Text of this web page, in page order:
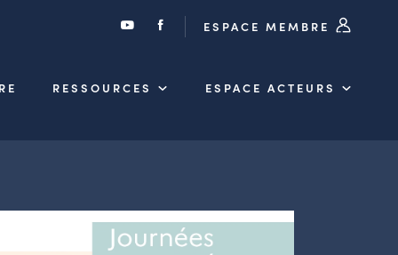
ESPACE MEMBRE
RESSOURCES ESPACE ACTEURS